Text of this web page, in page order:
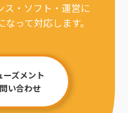
ス・ソフト・運営に
って対応します。
ーズメント
い合わせ